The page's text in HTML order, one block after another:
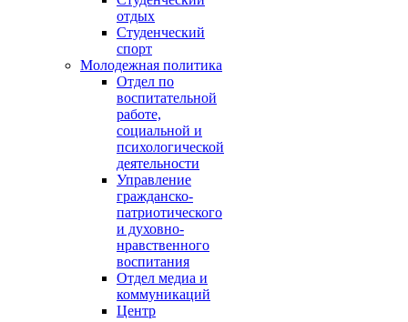
отдых
Студенческий
спорт
Молодежная политика
Отдел по
воспитательной
работе,
социальной и
психологической
деятельности
Управление
гражданско-
патриотического
и духовно-
нравственного
воспитания
Отдел медиа и
коммуникаций
Центр